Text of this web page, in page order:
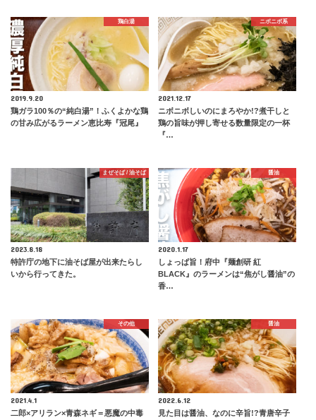
鶏白湯
2019.9.20
鶏ガラ100％の“純白湯”！ふくよかな鶏
の甘み広がるラーメン恵比寿『冠尾』
ニボニボ系
2021.12.17
ニボニボしいのにまろやか!?煮干しと
鶏の旨味が押し寄せる数量限定の一杯
『…
まぜそば / 油そば
2023.8.18
特許庁の地下に油そば屋が出来たらし
いから行ってきた。
醤油
2020.1.17
しょっぱ旨！府中『麺創研 紅
BLACK』のラーメンは“焦がし醤油”の
香…
その他
2021.4.1
二郎×アリラン×青森ネギ＝悪魔の中毒
醤油
2022.6.12
見た目は醤油、なのに辛旨!?青唐辛子